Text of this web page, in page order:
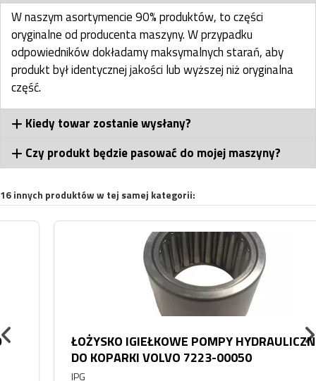
W naszym asortymencie 90% produktów, to części
oryginalne od producenta maszyny. W przypadku
odpowiedników dokładamy maksymalnych starań, aby
produkt był identycznej jakości lub wyższej niż oryginalna
część.
Kiedy towar zostanie wysłany?
Czy produkt będzie pasować do mojej maszyny?
16 innych produktów w tej samej kategorii:
ŁOŻYSKO IGIEŁKOWE POMPY HYDRAULICZNEJ
DO KOPARKI VOLVO 7223-00050